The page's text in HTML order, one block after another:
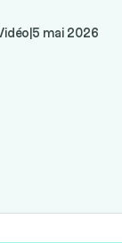
5 mai 2026